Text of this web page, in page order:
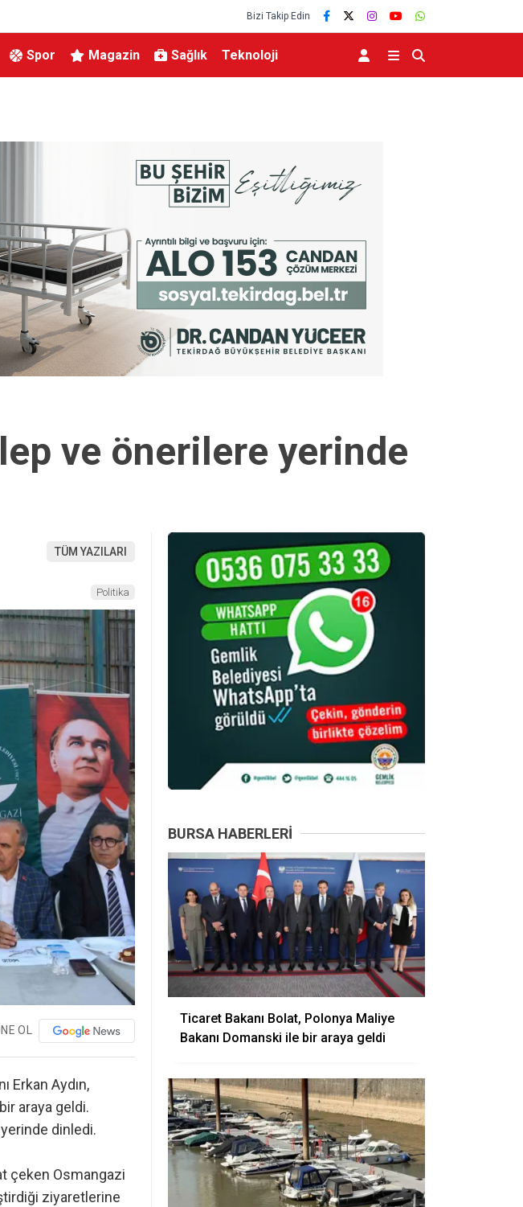
Bizi Takip Edin
Spor Magazin Sağlık Teknoloji
orman yangını söndürüldü
ve önerilere yerinde
TÜM YAZILARI
Politika
OL
Erkan Aydın,
araya geldi.
dinledi.
çeken Osmangazi
ziyaretlerine
BURSA HABERLERI
Ticaret Bakanı Bolat, Polonya Maliye
Bakanı Domanski ile bir araya geldi